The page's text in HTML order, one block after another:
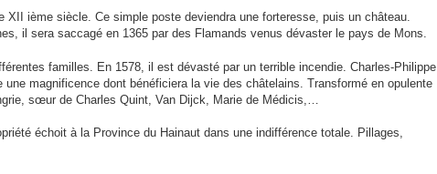
XII ième siècle. Ce simple poste deviendra une forteresse, puis un château.
il sera saccagé en 1365 par des Flamands venus dévaster le pays de Mons.
familles. En 1578, il est dévasté par un terrible incendie. Charles-Philippe
magnificence dont bénéficiera la vie des châtelains. Transformé en opulente
sœur de Charles Quint, Van Dijck, Marie de Médicis,…
échoit à la Province du Hainaut dans une indifférence totale. Pillages,